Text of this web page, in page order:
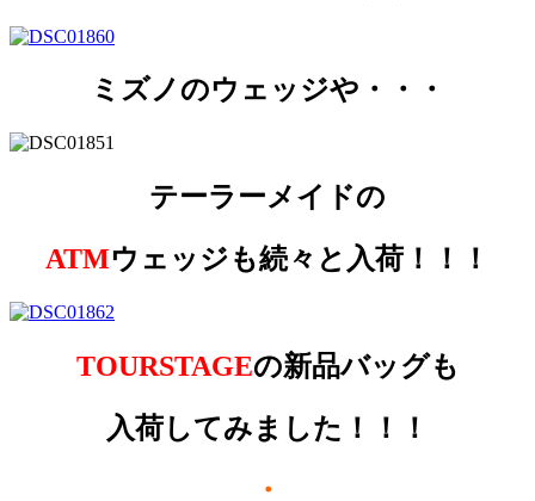
ミズノのウェッジや・・・
テーラーメイドの
ATMウェッジも続々と入荷！！！
TOURSTAGEの新品バッグも
入荷してみました！！！
・